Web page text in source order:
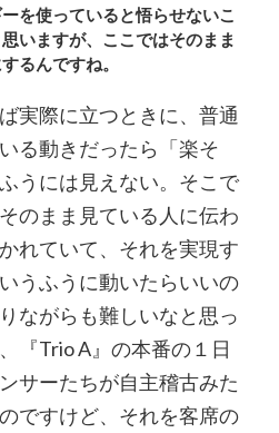
を使っていると悟らせないこ
いますが、ここではそのまま
るんですね。
実際に立つときに、普通
る動きだったら「楽そ
うには見えない。そこで
のまま見ている人に伝わ
れていて、それを実現す
うふうに動いたらいいの
ながらも難しいなと思っ
『Trio A』の本番の１日
サーたちが自主稽古みた
ですけど、それを客席の